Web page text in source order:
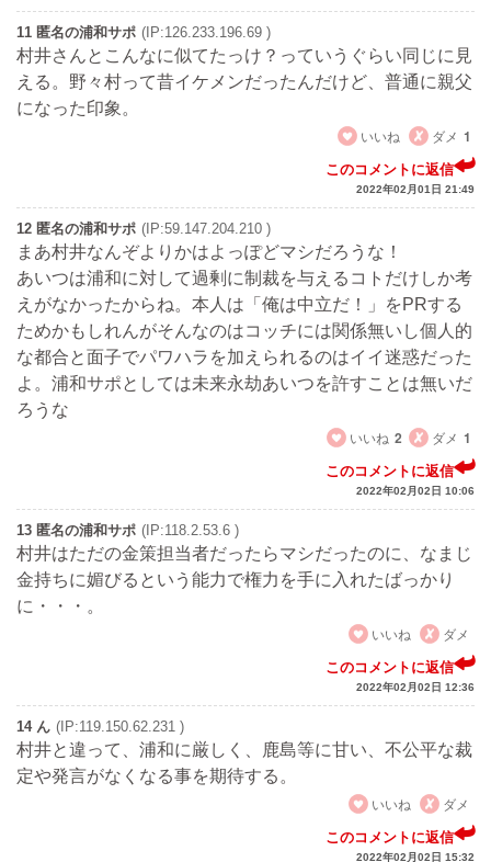
11 匿名の浦和サポ (IP:126.233.196.69 )
村井さんとこんなに似てたっけ？っていうぐらい同じに見
える。野々村って昔イケメンだったんだけど、普通に親父
になった印象。
いいね
ダメ 1
このコメントに返信
2022年02月01日 21:49
12 匿名の浦和サポ (IP:59.147.204.210 )
まあ村井なんぞよりかはよっぽどマシだろうな！
あいつは浦和に対して過剰に制裁を与えるコトだけしか考
えがなかったからね。本人は「俺は中立だ！」をPRする
ためかもしれんがそんなのはコッチには関係無いし個人的
な都合と面子でパワハラを加えられるのはイイ迷惑だった
よ。浦和サポとしては未来永劫あいつを許すことは無いだ
ろうな
いいね 2 ダメ 1
このコメントに返信
2022年02月02日 10:06
13 匿名の浦和サポ (IP:118.2.53.6 )
村井はただの金策担当者だったらマシだったのに、なまじ
金持ちに媚びるという能力で権力を手に入れたばっかり
に・・・。
いいね
ダメ
このコメントに返信
2022年02月02日 12:36
14 ん (IP:119.150.62.231 )
村井と違って、浦和に厳しく、鹿島等に甘い、不公平な裁
定や発言がなくなる事を期待する。
いいね
ダメ
このコメントに返信
2022年02月02日 15:32